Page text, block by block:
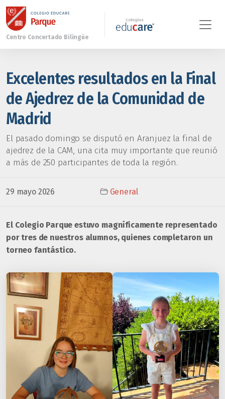
Excelentes resultados en la Final
de Ajedrez de la Comunidad de
Madrid
El pasado domingo se disputó en Aranjuez la final de
ajedrez de la CAM, una cita muy importante que reunió
a más de 250 participantes de toda la región.
29 mayo 2026 General
El Colegio Parque estuvo magníficamente representado
por tres de nuestros alumnos, quienes completaron un
torneo fantástico.